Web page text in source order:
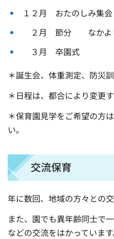
１２月 おたのしみ集会
２月 節分 なかよ
３月 卒園式
＊誕生会、体重測定、防災
＊日程は、都合により変更
＊保育園見学をご希望の方
い。
交流保育
年に数回、地域の方々との
また、園でも異年齢同士で
などの交流をはかっています